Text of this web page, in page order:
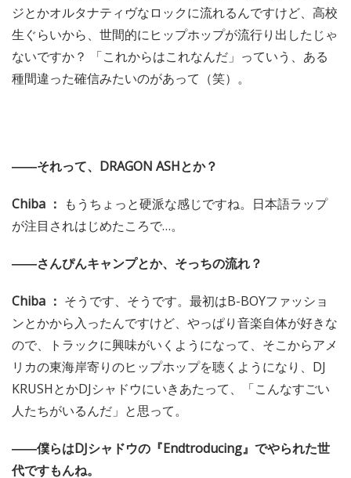
ジとかオルタナティヴなロックに流れるんですけど、高校
生ぐらいから、世間的にヒップホップが流行り出したじゃ
ないですか？ 「これからはこれなんだ」っていう、ある
種間違った確信みたいのがあって（笑）。
――それって、DRAGON ASHとか？
Chiba ： もうちょっと硬派な感じですね。日本語ラップ
が注目されはじめたころで…。
――さんぴんキャンプとか、そっちの流れ？
Chiba ： そうです、そうです。最初はB-BOYファッショ
ンとかから入ったんですけど、やっぱり音楽自体が好きな
ので、トラックに興味がいくようになって、そこからアメ
リカの東海岸寄りのヒップホップを聴くようになり、DJ
KRUSHとかDJシャドウにいきあたって、「こんなすごい
人たちがいるんだ」と思って。
――僕らはDJシャドウの『Endtroducing』でやられた世
代ですもんね。